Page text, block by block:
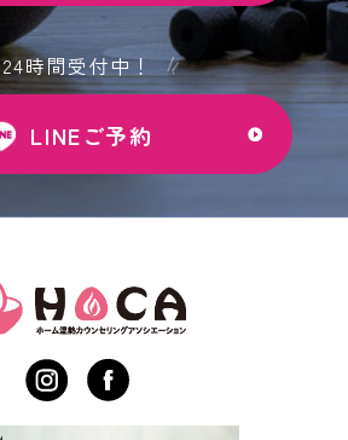
24時間受付中！
LINEご予約